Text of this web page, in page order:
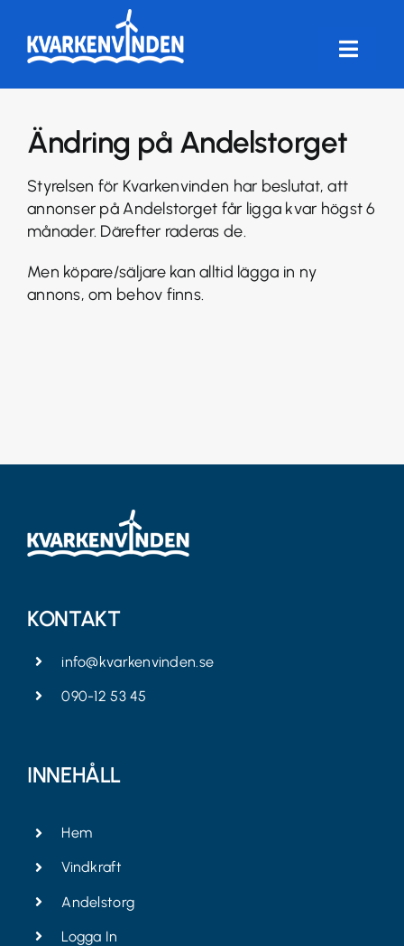
innehållet
Toggle
FÖRENINGEN
VINDKRAFT
FRÅGOR & SVAR
Ändring på Andelstorget
Styrelsen för Kvarkenvinden har beslutat, att
annonser på Andelstorget får ligga kvar högst 6
månader. Därefter raderas de.
Men köpare/säljare kan alltid lägga in ny
annons, om behov finns.
KONTAKT
info@kvarkenvinden.se
090-12 53 45
INNEHÅLL
Hem
Vindkraft
Andelstorg
Logga In